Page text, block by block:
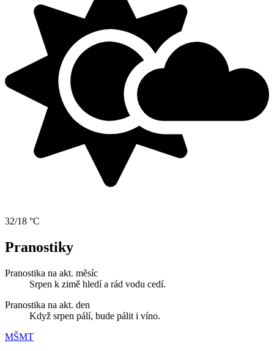
32/18 °C
Pranostiky
Pranostika na akt. měsíc
Srpen k zimě hledí a rád vodu cedí.
Pranostika na akt. den
Když srpen pálí, bude pálit i víno.
MŠMT